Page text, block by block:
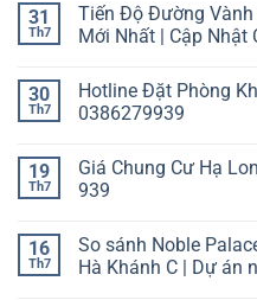
31
Th7
Tiến Độ Đường
Mới Nhất | Cập Nhật
30
Th7
Hotline Đặt Phòng
0386279939
19
Th7
Giá Chung Cư Hạ
939
16
Th7
So sánh Noble
Hà Khánh C | Dự án